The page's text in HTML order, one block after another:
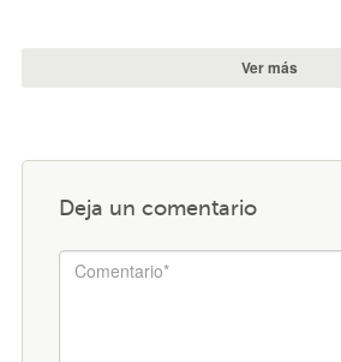
Ver más
Deja un comentario